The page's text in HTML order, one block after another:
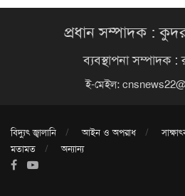
প্রধান সম্পাদক :
ব্যবস্থাপনা সম্পাদক
ই-মেইল:
বিদ্যুৎ জ্বালানি আইন ও অপরাধ
মতামত
অন্যান্য